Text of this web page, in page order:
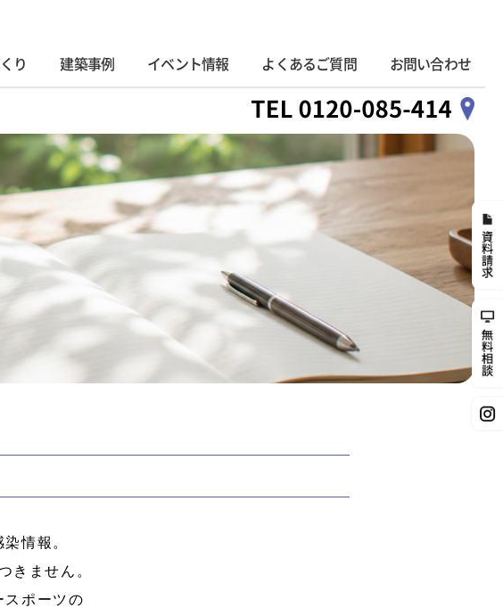
り 建築事例 イベント情報 よくあるご質問 お問い合わせ
情報。
きません。
スポーツの